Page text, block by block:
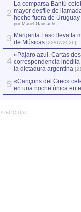
2
La comparsa Bantú
mayor desfile de
hecho fuera de Uruguay
por Manel Gausachs
3 Margarita Laso lleva la
de Músicas [22/07/2026]
4
«Pájaro azul. Cartas
correspondencia
la dictadura argentina
5 «Cançons del Grec»
en una noche única en
PUBLICIDAD